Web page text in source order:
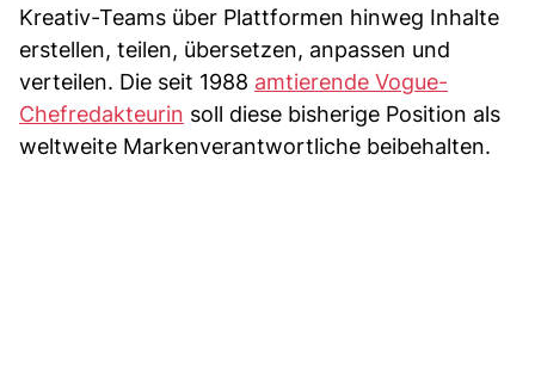
Kreativ-Teams über Plattformen hinweg Inhalte
erstellen, teilen, übersetzen, anpassen und
verteilen. Die seit 1988 amtierende Vogue-
Chefredakteurin soll diese bisherige Position als
weltweite Markenverantwortliche beibehalten.